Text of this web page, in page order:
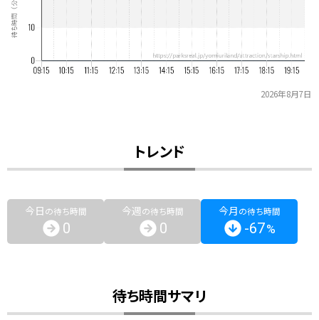
2026年8月7日
トレンド
今日の待ち時間
0
今週の待ち時間
0
今月の待ち時間
-67%
待ち時間サマリ